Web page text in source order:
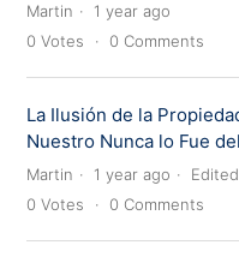
Martin
1 year ago
0 Votes 0 Comments
La Ilusión de la
Nuestro Nunca lo Fue
Martin 1 year ago
Edited
0 Votes 0 Comments